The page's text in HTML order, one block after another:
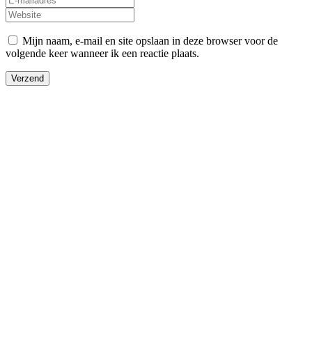
Mijn naam, e-mail en site opslaan in deze browser voor de
volgende keer wanneer ik een reactie plaats.